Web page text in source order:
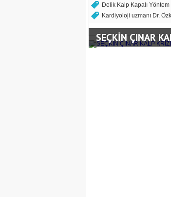
Delik Kalp Kapalı Yöntem
Kardiyoloji uzmanı Dr.
SEÇKİN ÇINAR